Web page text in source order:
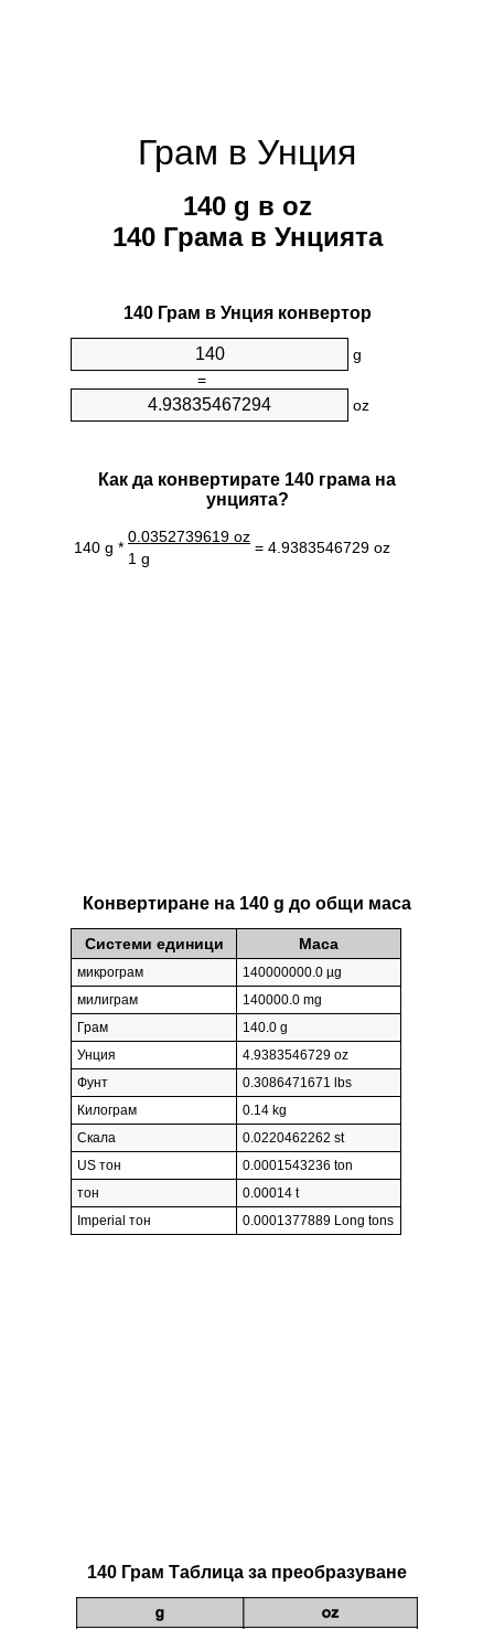
Грам в Унция
140 g в oz
140 Грама в Унцията
140 Грам в Унция конвертор
g
=
oz
Как да конвертирате 140 грама на
унцията?
140 g *
0.0352739619 oz
= 4.9383546729 oz
1 g
Конвертиране на 140 g до общи маса
Системи единици Маса
микрограм
140000000.0 µg
милиграм
140000.0 mg
Грам
140.0 g
Унция
4.9383546729 oz
Фунт
0.3086471671 lbs
Килограм
0.14 kg
Скала
0.0220462262 st
US тон
0.0001543236 ton
тон
0.00014 t
Imperial тон
0.0001377889 Long tons
140 Грам Таблица за преобразуване